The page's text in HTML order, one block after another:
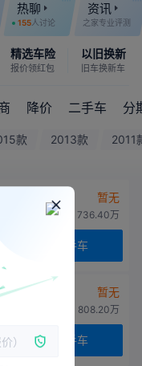
热聊
155人讨论
资讯
之家专业评测
精选车险
报价领红包
以旧换新
旧车换新车
降价 二手车 分
款 2013款 2011
暂无
厂商指导价：736.40万
二手车
暂无
厂商指导价：808.20万
二手车